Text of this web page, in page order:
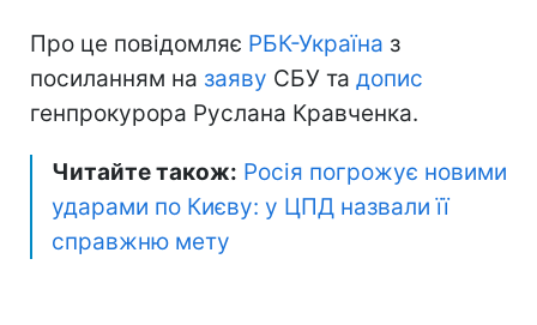
Про це повідомляє РБК-Україна з
посиланням на заяву СБУ та допис
генпрокурора Руслана Кравченка.
Читайте також: Росія погрожує новими
ударами по Києву: у ЦПД назвали її
справжню мету